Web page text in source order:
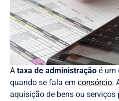
A taxa de administração é um
quando se fala em consórcio.
aquisição de bens ou serviços